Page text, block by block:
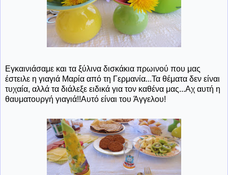
Εγκαινιάσαμε και τα ξύλινα δισκάκια πρωινού που μας
έστειλε η γιαγιά Μαρία από τη Γερμανία...Τα θέματα δεν είναι
τυχαία, αλλά τα διάλεξε ειδικά για τον καθένα μας...Αχ αυτή η
θαυματουργή γιαγιά!!Αυτό είναι του Άγγελου!